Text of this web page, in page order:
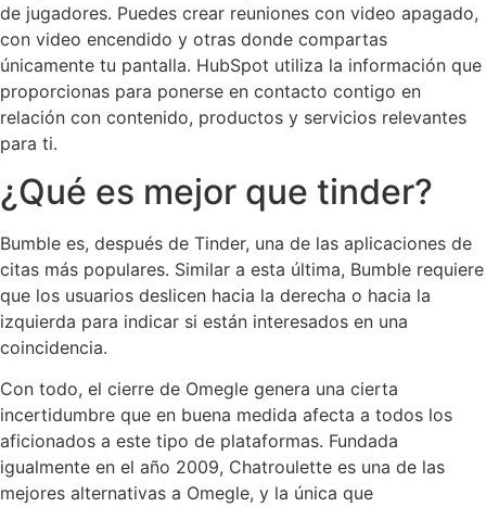
de jugadores. Puedes crear reuniones con video apagado,
con video encendido y otras donde compartas
únicamente tu pantalla. HubSpot utiliza la información que
proporcionas para ponerse en contacto contigo en
relación con contenido, productos y servicios relevantes
para ti.
¿Qué es mejor que tinder?
Bumble es, después de Tinder, una de las aplicaciones de
citas más populares. Similar a esta última, Bumble requiere
que los usuarios deslicen hacia la derecha o hacia la
izquierda para indicar si están interesados en una
coincidencia.
Con todo, el cierre de Omegle genera una cierta
incertidumbre que en buena medida afecta a todos los
aficionados a este tipo de plataformas. Fundada
igualmente en el año 2009, Chatroulette es una de las
mejores alternativas a Omegle, y la única que